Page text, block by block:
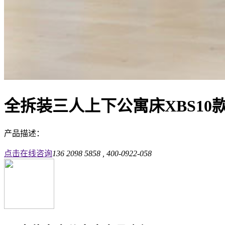
全拆装三人上下公寓床XBS10
产品描述：
点击在线咨询136 2098 5858 , 400-0922-058